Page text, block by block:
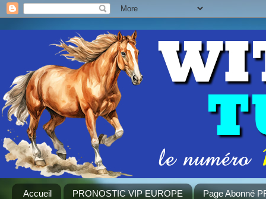
Accueil PRONOSTIC VIP EUROPE Page Abonné